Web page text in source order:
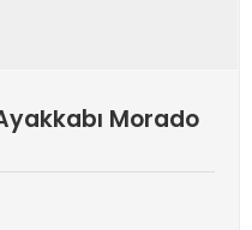
Morado